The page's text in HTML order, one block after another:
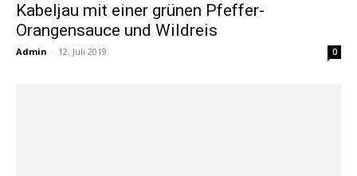
Kabeljau mit einer grünen Pfeffer-
Orangensauce und Wildreis
Admin - 12. Juli 2019 0